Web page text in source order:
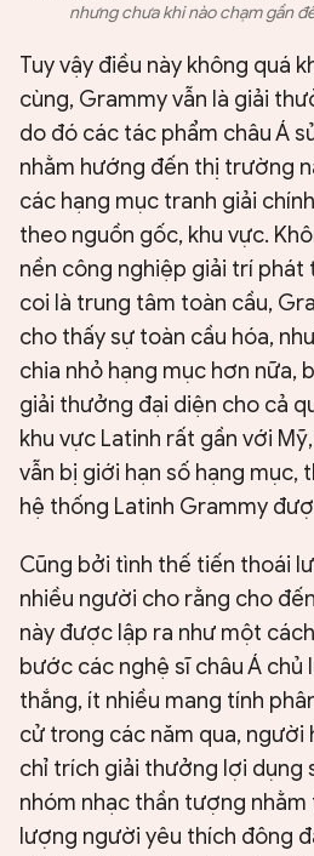
nhưng chưa khi nào chạm gần
Tuy vậy điều này không quá
cùng, Grammy vẫn là giải
do đó các tác phẩm châu Á
nhằm hướng đến thị trường
các hạng mục tranh giải
theo nguồn gốc, khu vực.
nền công nghiệp giải trí
coi là trung tâm toàn cầu,
cho thấy sự toàn cầu hóa,
chia nhỏ hạng mục hơn nữa,
giải thưởng đại diện cho cả
khu vực Latinh rất gần với
vẫn bị giới hạn số hạng mục,
hệ thống Latinh Grammy
Cũng bởi tình thế tiến thoái
nhiều người cho rằng cho
này được lập ra như một
bước các nghệ sĩ châu Á chủ
thắng, ít nhiều mang tính
cử trong các năm qua, người
chỉ trích giải thưởng lợi dụng
nhóm nhạc thần tượng
lượng người yêu thích đông